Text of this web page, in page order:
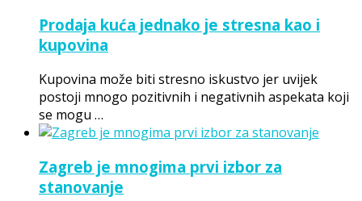
Prodaja kuća jednako je stresna kao i
kupovina
Kupovina može biti stresno iskustvo jer uvijek
postoji mnogo pozitivnih i negativnih aspekata koji
se mogu …
Zagreb je mnogima prvi izbor za
stanovanje